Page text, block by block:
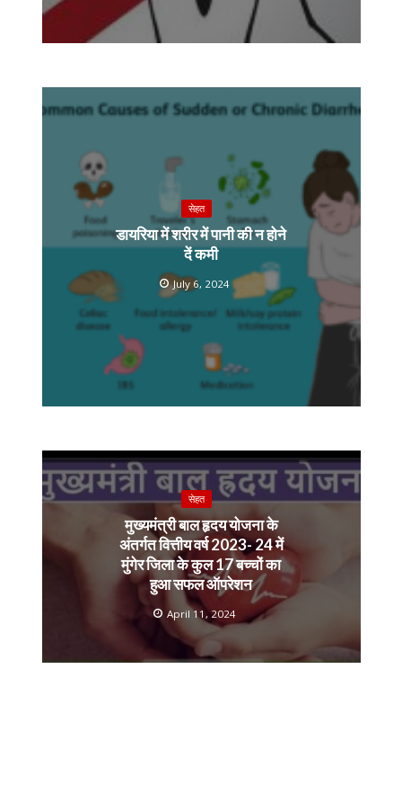
सेहत
डायरिया में शरीर में पानी की न होने
दें कमी
July 6, 2024
सेहत
मुख्यमंत्री बाल हृदय योजना के
अंतर्गत वित्तीय वर्ष 2023- 24 में
मुंगेर जिला के कुल 17 बच्चों का
हुआ सफल ऑपरेशन
April 11, 2024